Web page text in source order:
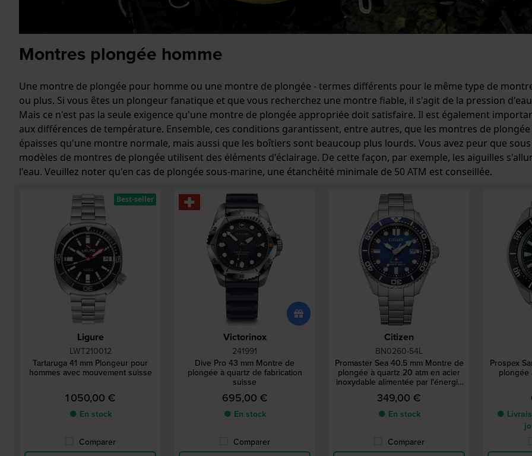
Montres plongée homme
Une montre de plongée pour homme ou une montre de plongée - termes différents pour le même type de
ou plus. Si vous êtes un plongeur fanatique et que vous recherchez une montre fiable, il s'agit de la pression
Mais ce n'est pas la seule exigence qu'une montre de plongée appropriée doit satisfaire. Il est également
aux différences de température. Ensemble, ces conditions garantissent, entre autres, que les montres de
épaisses qu'une montre normale, mais aussi que les boîtiers sont beaucoup plus lourds. Vous avez peur que
modèles de montres de plongée utilisent des éléments d'éclairage. De cette façon, par exemple, les aiguilles
l'eau. Veuillez noter qu'en cas de plongée sous-marine, une étanchéité minimale de 50 ATM est conseillée.
Ligure
LWT210012
Tartaruga 41 mm Plongeur pour
hommes avec mouvement suisse
1 050,00 €
● En stock
Comparer
Best-seller
Victorinox
241991
Dive Pro 43 mm Montre de
plongée à quartz de fabrication
suisse
695,00 €
● En stock
Comparer
Citizen
BN0260-54L
Promaster Sea 40.5 mm Montre de
plongée à quartz 20 atm en acier
inoxydable alimentée par l'énergie
solaire
349,00 €
● En stock
Comparer
Prospex
plongée
●